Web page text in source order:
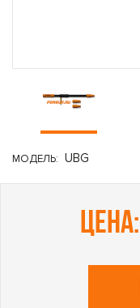
МОДЕЛЬ: UBG
цена: